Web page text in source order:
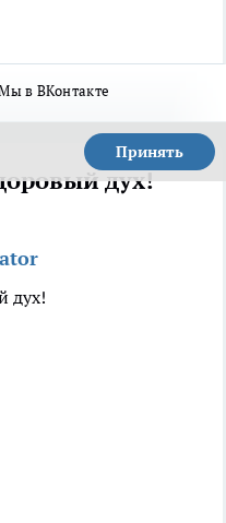
в ВКонтакте
Принять
дух!